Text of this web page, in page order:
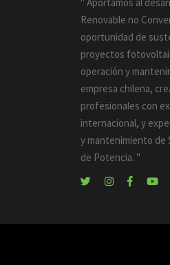
Renovable no
oportunidad de
proyectos
operación y
empresa chilena,
profesionales con
internacional, y
y mantenimiento de
de Potencia.